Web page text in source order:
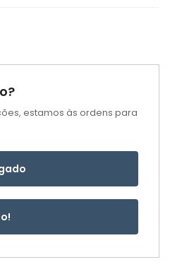
estamos às ordens para